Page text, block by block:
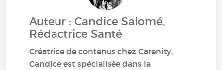
Auteur : Candice Salomé,
Rédactrice Santé
Créatrice de contenus chez Carenity,
Candice est spécialisée dans la